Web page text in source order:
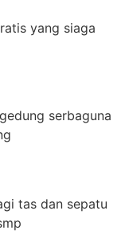
yang siaga
serbaguna
tas dan sepatu